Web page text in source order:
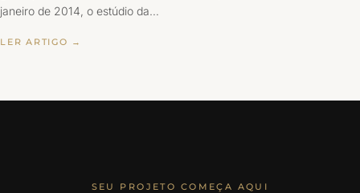
janeiro de 2014, o estúdio da…
LER ARTIGO →
SEU PROJETO COMEÇA AQUI